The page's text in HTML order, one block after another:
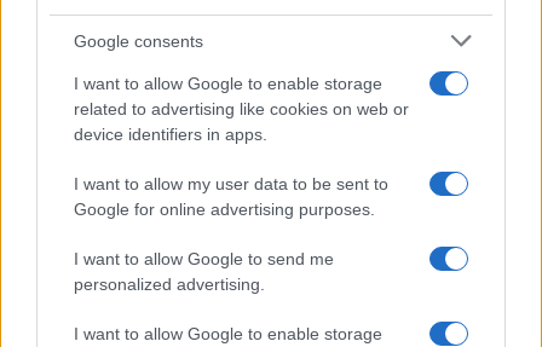
Google consents
I want to allow Google to enable storage
related to advertising like cookies on web or
device identifiers in apps.
I want to allow my user data to be sent to
Google for online advertising purposes.
I want to allow Google to send me
personalized advertising.
I want to allow Google to enable storage
Investeren 24
NL Newz